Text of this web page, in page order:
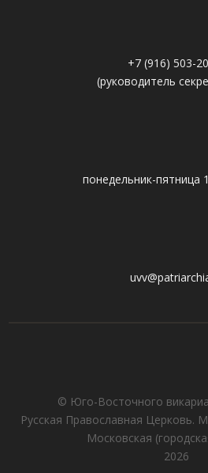
+7 (916) 503-
(руководитель
понедельник-пятница
© Юго-Восточного
Русская Православная Церковь.
Московская
2026